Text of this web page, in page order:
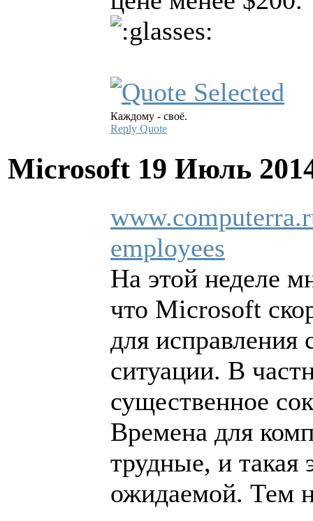
Каждому - своё.
Reply Quote
Microsoft 19 Июль
employees
На этой неделе
что Microsoft
для
ситуации. В
существенное
Времена для
трудные, и такая
ожидаемой. Тем